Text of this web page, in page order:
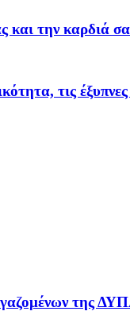
την καρδιά
τις
της